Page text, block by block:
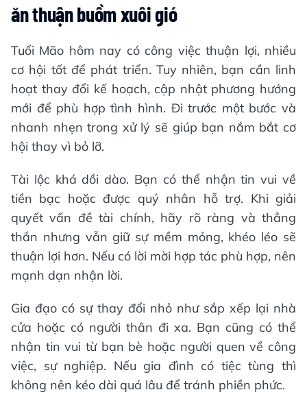
ăn thuận buồm xuôi gió
Tuổi Mão hôm nay có công việc thuận lợi, nhiều
cơ hội tốt để phát triển. Tuy nhiên, bạn cần linh
hoạt thay đổi kế hoạch, cập nhật phương hướng
mới để phù hợp tình hình. Đi trước một bước và
nhanh nhẹn trong xử lý sẽ giúp bạn nắm bắt cơ
hội thay vì bỏ lỡ.
Tài lộc khá dồi dào. Bạn có thể nhận tin vui về
tiền bạc hoặc được quý nhân hỗ trợ. Khi giải
quyết vấn đề tài chính, hãy rõ ràng và thẳng
thắn nhưng vẫn giữ sự mềm mỏng, khéo léo sẽ
thuận lợi hơn. Nếu có lời mời hợp tác phù hợp, nên
mạnh dạn nhận lời.
Gia đạo có sự thay đổi nhỏ như sắp xếp lại nhà
cửa hoặc có người thân đi xa. Bạn cũng có thể
nhận tin vui từ bạn bè hoặc người quen về công
việc, sự nghiệp. Nếu gia đình có tiệc tùng thì
không nên kéo dài quá lâu để tránh phiền phức.